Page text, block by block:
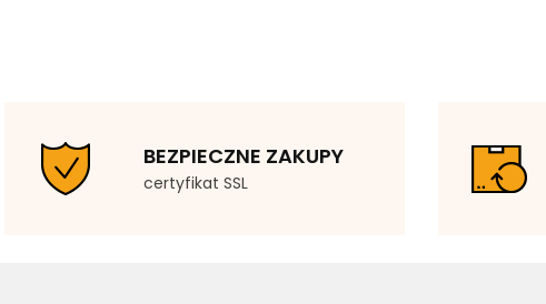
BEZPIECZNE ZAKUPY
certyfikat SSL